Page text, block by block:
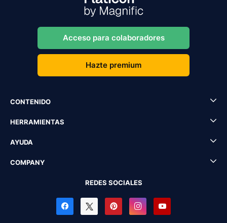
Acceso para colaboradores
Hazte premium
CONTENIDO
HERRAMIENTAS
AYUDA
COMPANY
REDES SOCIALES